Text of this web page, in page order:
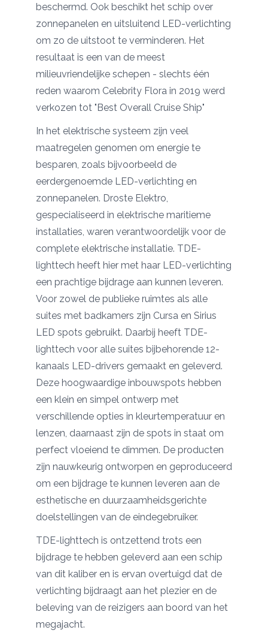
beschermd. Ook beschikt het schip over
zonnepanelen en uitsluitend LED-verlichting
om zo de uitstoot te verminderen. Het
resultaat is een van de meest
milieuvriendelijke schepen - slechts één
reden waarom Celebrity Flora in 2019 werd
verkozen tot "Best Overall Cruise Ship"
In het elektrische systeem zijn veel
maatregelen genomen om energie te
besparen, zoals bijvoorbeeld de
eerdergenoemde LED-verlichting en
zonnepanelen. Droste Elektro
gespecialiseerd in elektrische maritieme
installaties, waren verantwoordelijk voor de
complete elektrische installatie. TDE-
lighttech heeft hier met haar LED-verlichting
een prachtige bijdrage aan kunnen leveren.
Voor zowel de publieke ruimtes als alle
suites met badkamers zijn Cursa en Sirius
LED spots gebruikt. Daarbij heeft TDE-
lighttech voor alle suites bijbehorende 12-
kanaals LED-drivers gemaakt en geleverd.
Deze hoogwaardige inbouwspots hebben
een klein en simpel ontwerp met
verschillende opties in kleurtemperatuur en
lenzen, daarnaast zijn de spots in staat om
perfect vloeiend te dimmen. De producten
zijn nauwkeurig ontworpen en geproduceerd
om een bijdrage te kunnen leveren aan de
esthetische en duurzaamheidsgerichte
doelstellingen van de eindegebruiker.
TDE-lighttech is ontzettend trots een
bijdrage te hebben geleverd aan een schip
van dit kaliber en is ervan overtuigd dat de
verlichting bijdraagt aan het plezier en de
beleving van de reizigers aan boord van het
megajacht.